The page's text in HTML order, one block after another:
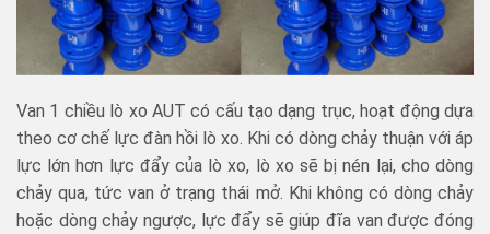
Van 1 chiều lò xo AUT có cấu tạo dạng trục, hoạt động dựa
theo cơ chế lực đàn hồi lò xo. Khi có dòng chảy thuận với áp
lực lớn hơn lực đẩy của lò xo, lò xo sẽ bị nén lại, cho dòng
chảy qua, tức van ở trạng thái mở. Khi không có dòng chảy
hoặc dòng chảy ngược, lực đẩy sẽ giúp đĩa van được đóng